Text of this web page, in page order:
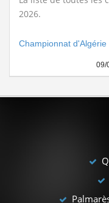
2026.
Championnat
09/